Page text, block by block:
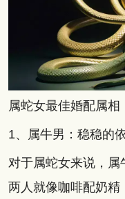
属蛇女最佳婚配属相
1、属牛男：稳稳的
对于属蛇女来说，属
两人就像咖啡配奶精